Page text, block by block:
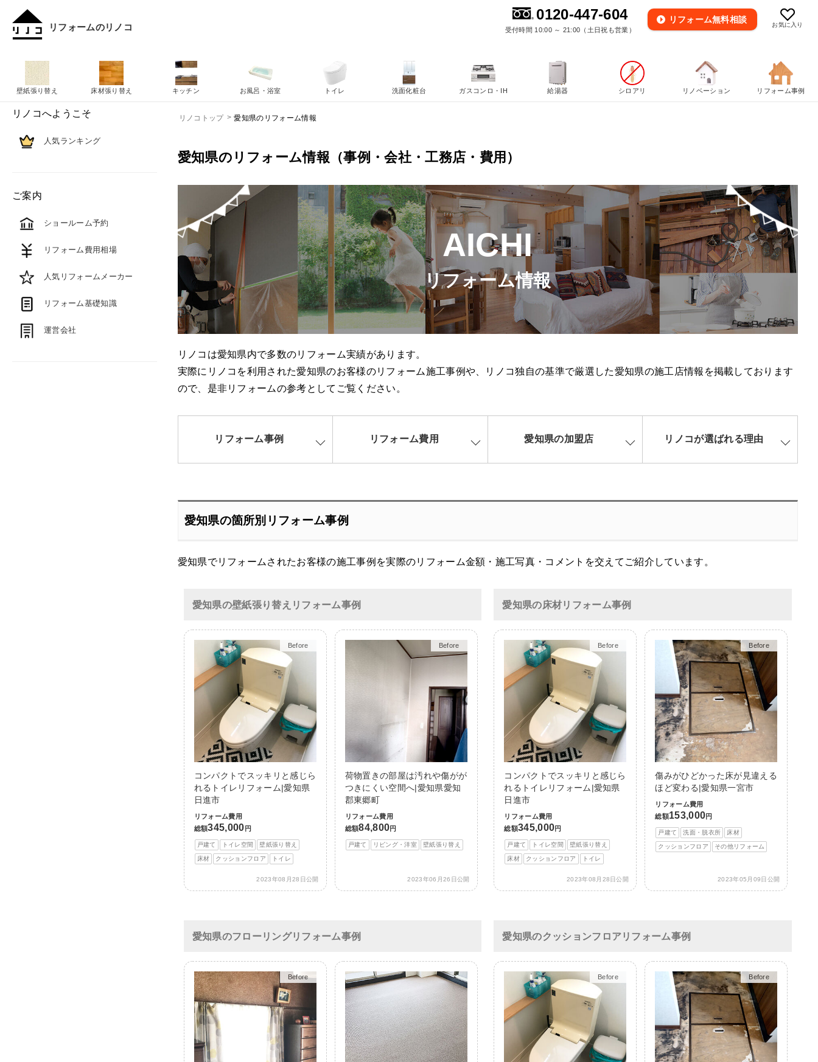
リフォームのリノコ お気に入り
0120-447-604
受付時間 10:00 ～ 21:00（土日祝も営業）
リフォーム無料相談
リノコトップ 愛知県のリフォーム情報
愛知県のリフォーム情報（事例・会社・工務店・費用）
AICHI
リフォーム情報
リノコは愛知県内で多数のリフォーム実績があります。
実際にリノコを利用された愛知県のお客様のリフォーム施工事例や、リノコ独自の基準で厳選した愛知県の施工店情報を掲載しております
ので、是非リフォームの参考としてご覧ください。
リフォーム事例 リフォーム費用 愛知県の加盟店 リノコが選ばれる理由
愛知県の箇所別リフォーム事例
愛知県でリフォームされたお客様の施工事例を実際のリフォーム金額・施工写真・コメントを交えてご紹介しています。
愛知県の壁紙張り替えリフォーム事例
After
コンパクトでスッキリと感じら
れるトイレリフォーム|愛知県
日進市
リフォーム費用
総額345,000 円
戸建て トイレ空間 壁紙張り替え
床材 クッションフロア トイレ
2023年08月28日公開
After
荷物置きの部屋は汚れや傷がが
つきにくい空間へ|愛知県愛知
郡東郷町
リフォーム費用
総額84,800円
戸建て リビング・洋室 壁紙張り替え
2023年06月26日公開
愛知県の床材リフォーム事例
After
コンパクトでスッキリと感じら
れるトイレリフォーム|愛知県
日進市
リフォーム費用
総額345,000円
戸建て トイレ空間 壁紙張り替え
床材 クッションフロア トイレ
2023年08月28日公開
After
傷みがひどかった床が見違える
ほど変わる|愛知県一宮市
リフォーム費用
総額153,000円
戸建て 洗面・脱衣所 床材
クッションフロア その他リフォーム
2023年05月09日公開
愛知県のフローリングリフォーム事例
After
愛知県のクッションフロアリフォーム事例
After After
壁紙張り替え 床材張り替え キッチン お風呂・浴室 トイレ 洗面化粧台 ガスコンロ・IH 給湯器 シロアリ リノベーション リフォーム事例
リノコへようこそ
人気ランキング
ご案内
ショールーム予約
リフォーム費用相場
人気リフォームメーカー
リフォーム基礎知識
運営会社